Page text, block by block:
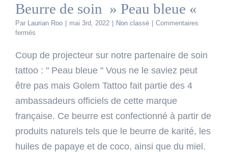
Beurre de soin » Peau bleue «
Par Laurian Roo mai 3rd, 2022 Non classé
Commentaires
fermés
de
»
bleue
«
Coup de projecteur sur notre partenaire de soin
tattoo : " Peau bleue " Vous ne le saviez peut
être pas mais Golem Tattoo fait partie des 4
ambassadeurs officiels de cette marque
française. Ce beurre est confectionné à partir de
produits naturels tels que le beurre de karité, les
huiles de papaye et de coco, ainsi que du miel.